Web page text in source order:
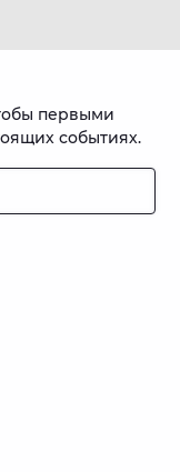
первыми
событиях.